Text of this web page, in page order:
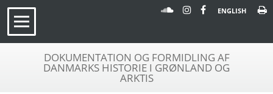
ENGLISH
DOKUMENTATION OG FORMIDLING AF
DANMARKS HISTORIE I GRØNLAND OG
ARKTIS